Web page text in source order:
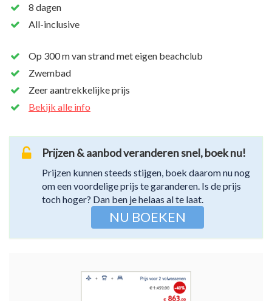
8 dagen
All-inclusive
Op 300 m van strand met eigen beachclub
Zwembad
Zeer aantrekkelijke prijs
Bekijk alle info
Prijzen & aanbod veranderen snel, boek nu!
Prijzen kunnen steeds stijgen, boek daarom nu nog
om een voordelige prijs te garanderen. Is de prijs
toch hoger? Dan ben je helaas al te laat.
NU BOEKEN